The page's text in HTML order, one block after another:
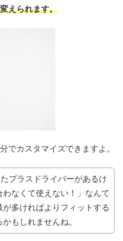
えられます。
でカスタマイズできますよ。
たプラスドライバーがあるけ
わなくて使えない！」なんて
が多ければよりフィットする
もしれませんね。